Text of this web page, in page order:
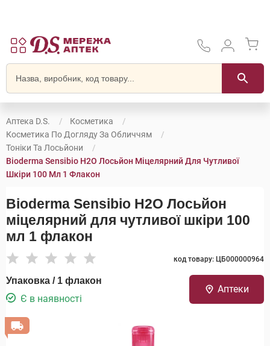
Аптека D.S.
Косметика
Косметика По Догляду За Обличчям
Тоніки Та Лосьйони
Bioderma Sensibio H2O Лосьйон Міцелярний Для Чутливої
Шкіри 100 Мл 1 Флакон
Bioderma Sensibio H2O Лосьйон
міцелярний для чутливої шкіри 100
мл 1 флакон
код товару: ЦБ000000964
Упаковка / 1 флакон
Є в наявності
Аптеки